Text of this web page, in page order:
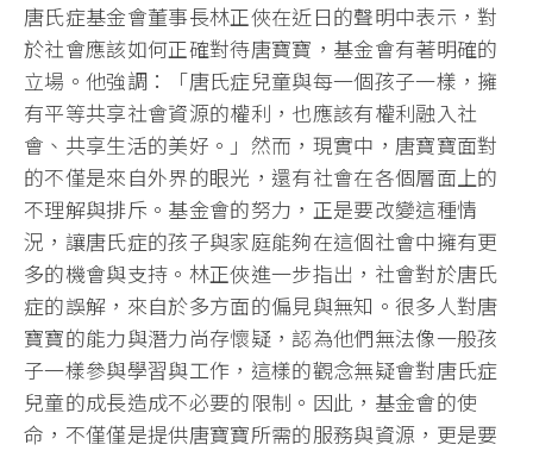
唐氏症基金會董事長林正俠在近日的聲明中表示，對
於社會應該如何正確對待唐寶寶，基金會有著明確的
立場。他強調：「唐氏症兒童與每一個孩子一樣，擁
有平等共享社會資源的權利，也應該有權利融入社
會、共享生活的美好。」然而，現實中，唐寶寶面對
的不僅是來自外界的眼光，還有社會在各個層面上的
不理解與排斥。基金會的努力，正是要改變這種情
況，讓唐氏症的孩子與家庭能夠在這個社會中擁有更
多的機會與支持。林正俠進一步指出，社會對於唐氏
症的誤解，來自於多方面的偏見與無知。很多人對唐
寶寶的能力與潛力尚存懷疑，認為他們無法像一般孩
子一樣參與學習與工作，這樣的觀念無疑會對唐氏症
兒童的成長造成不必要的限制。因此，基金會的使
命，不僅僅是提供唐寶寶所需的服務與資源，更是要